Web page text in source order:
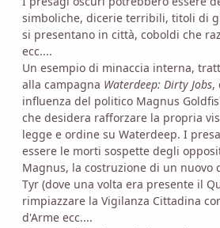
simboliche, dicerie terribili, titoli di
si presentano in città, coboldi che
ecc....
Un esempio di minaccia interna,
alla campagna Waterdeep: Dirty Jobs,
influenza del politico Magnus
che desidera rafforzare la propria
legge e ordine su Waterdeep. I
essere le morti sospette degli
Magnus, la costruzione di un nuovo
Tyr (dove una volta era presente il
rimpiazzare la Vigilanza Cittadina
d'Arme ecc....